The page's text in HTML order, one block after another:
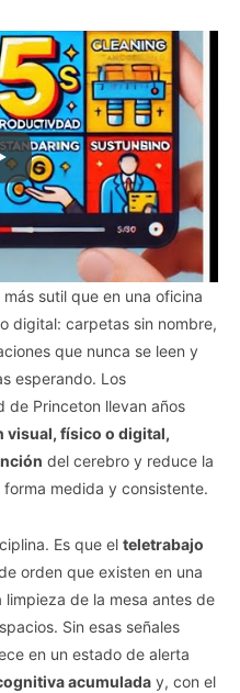
sutil que en una oficina
digital: carpetas sin nombre,
que nunca se leen y
esperando. Los
de Princeton llevan años
visual, físico o digital,
del cerebro y reduce la
medida y consistente.
Es que el teletrabajo
orden que existen en una
de la mesa antes de
Sin esas señales
en un estado de alerta
acumulada y, con el